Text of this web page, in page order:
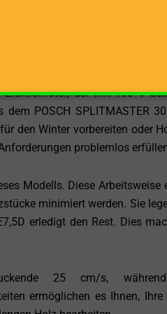
Leistung und
Spaltgutlänge von 125
und Zuverlässigkeit.
der mit 400 V
POSCH SPLITMASTER
den Winter vorbereiten oder
problemlos
Modells. Diese Arbeitsweise
minimiert werden. Sie
erledigt den Rest. Dies
25 cm/s,
ermöglichen es Ihnen, Ihre